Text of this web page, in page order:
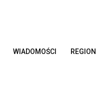
WIADOMOŚCI REGION